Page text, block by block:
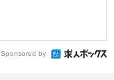
Sponsored by